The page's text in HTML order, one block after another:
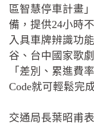
區智慧停車計畫
備，提供24小時
入具車牌辨識功
谷、台中國家歌
「差別、累進費
Code就可輕鬆完
交通局長葉昭甫